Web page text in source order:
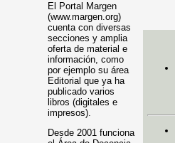
El Portal Margen
(www.margen.org)
cuenta con diversas
secciones y amplia
oferta de material e
información, como
por ejemplo su área
Editorial que ya ha
publicado varios
libros (digitales e
impresos).
Desde 2001 funciona